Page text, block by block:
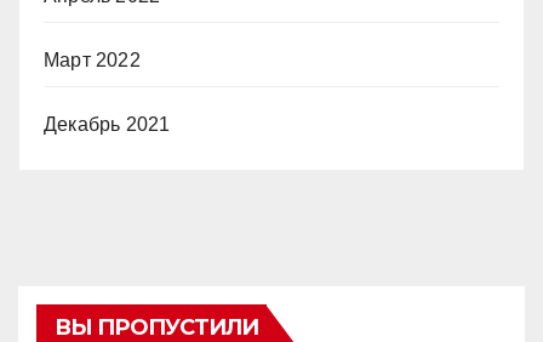
Март 2022
Декабрь 2021
ВЫ ПРОПУСТИЛИ